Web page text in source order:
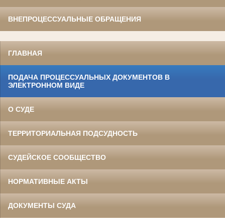
ВНЕПРОЦЕССУАЛЬНЫЕ ОБРАЩЕНИЯ
ГЛАВНАЯ
ПОДАЧА ПРОЦЕССУАЛЬНЫХ ДОКУМЕНТОВ В
ЭЛЕКТРОННОМ ВИДЕ
О СУДЕ
ТЕРРИТОРИАЛЬНАЯ ПОДСУДНОСТЬ
СУДЕЙСКОЕ СООБЩЕСТВО
НОРМАТИВНЫЕ АКТЫ
ДОКУМЕНТЫ СУДА